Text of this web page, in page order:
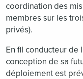
coordination des
membres sur les
privés).
En fil conducteur de
conception de sa
déploiement est